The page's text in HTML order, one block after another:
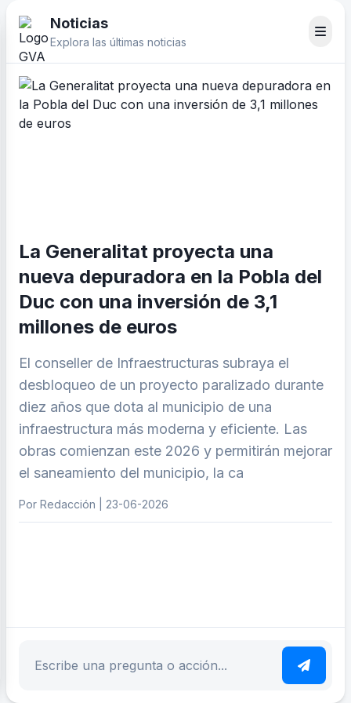
Noticias
Explora las últimas noticias
La Generalitat proyecta una
nueva depuradora en la Pobla del
Duc con una inversión de 3,1
millones de euros
El conseller de Infraestructuras subraya el
desbloqueo de un proyecto paralizado durante
diez años que dota al municipio de una
infraestructura más moderna y eficiente. Las
obras comienzan este 2026 y permitirán mejorar
el saneamiento del municipio, la ca
Por Redacción | 23-06-2026
Escribe tu pregunta